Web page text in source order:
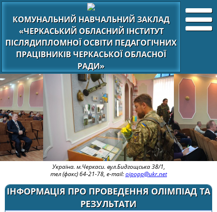
КОМУНАЛЬНИЙ НАВЧАЛЬНИЙ ЗАКЛАД
«ЧЕРКАСЬКИЙ ОБЛАСНИЙ ІНСТИТУТ
ПІСЛЯДИПЛОМНОЇ ОСВІТИ ПЕДАГОГІЧНИХ
ПРАЦІВНИКІВ ЧЕРКАСЬКОЇ ОБЛАСНОЇ
РАДИ»
Україна. м.Черкаси. вул.Бидгощська 38/1,
тел (факс) 64-21-78, e-mail:oipopp@ukr.net
ІНФОРМАЦІЯ ПРО ПРОВЕДЕННЯ ОЛІМПІАД ТА
РЕЗУЛЬТАТИ